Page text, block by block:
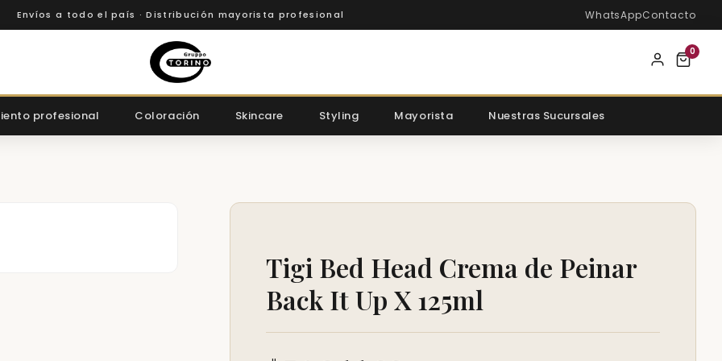
Envíos a todo el país · Distribución mayorista profesional WhatsAppContacto
0
profesional Coloración Skincare Styling Mayorista Nuestras Sucursales
Tigi Bed Head Crema de Peinar
Back It Up X 125ml